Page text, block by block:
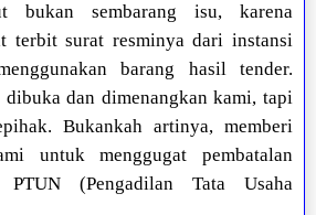
bukan sembarang isu, karena
terbit surat resminya dari instansi
barang hasil tender.
dibuka dan dimenangkan kami, tapi
Bukankah artinya, memberi
untuk menggugat pembatalan
(Pengadilan Tata Usaha